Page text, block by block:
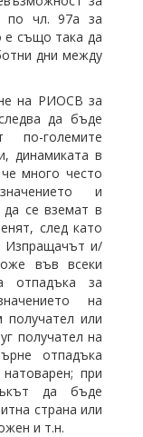
по чл. 97а за
също така да
дни между
на РИОСВ за
да бъде
големите
динамиката в
много често
и
да се вземат в
след като
Изпращачът и/
във всеки
отпадъка за
на
или
получател на
отпадъка
при
да бъде
страна или
и т.н.